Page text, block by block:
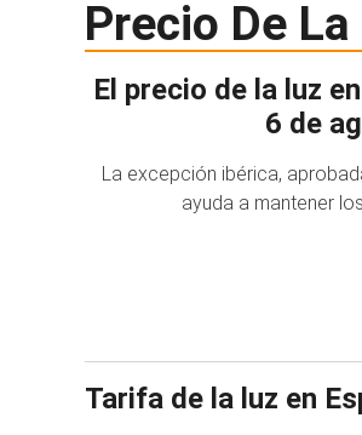
Precio De
El precio de la luz
6 de
La excepción ibérica,
ayuda a mantener
Tarifa de la luz en